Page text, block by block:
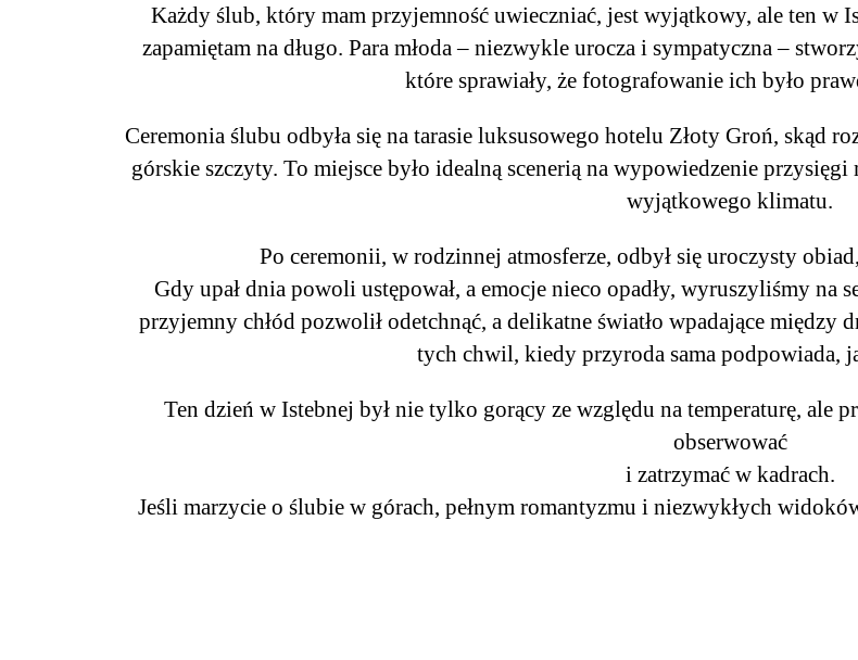
Każdy ślub, który mam przyjemność uwieczniać, jest wyjątkowy, ale ten w
zapamiętam na długo. Para młoda – niezwykle urocza i sympatyczna –
które sprawiały, że fotografowanie ich było
Ceremonia ślubu odbyła się na tarasie luksusowego hotelu Złoty Groń, skąd
górskie szczyty. To miejsce było idealną scenerią na wypowiedzenie
wyjątkowego klimatu.
Po ceremonii, w rodzinnej atmosferze, odbył się uroczysty
Gdy upał dnia powoli ustępował, a emocje nieco opadły, wyruszyliśmy na
przyjemny chłód pozwolił odetchnąć, a delikatne światło wpadające między
tych chwil, kiedy przyroda sama podpowiada,
Ten dzień w Istebnej był nie tylko gorący ze względu na temperaturę, ale
obserwować
i zatrzymać w kadrach.
Jeśli marzycie o ślubie w górach, pełnym romantyzmu i niezwykłych